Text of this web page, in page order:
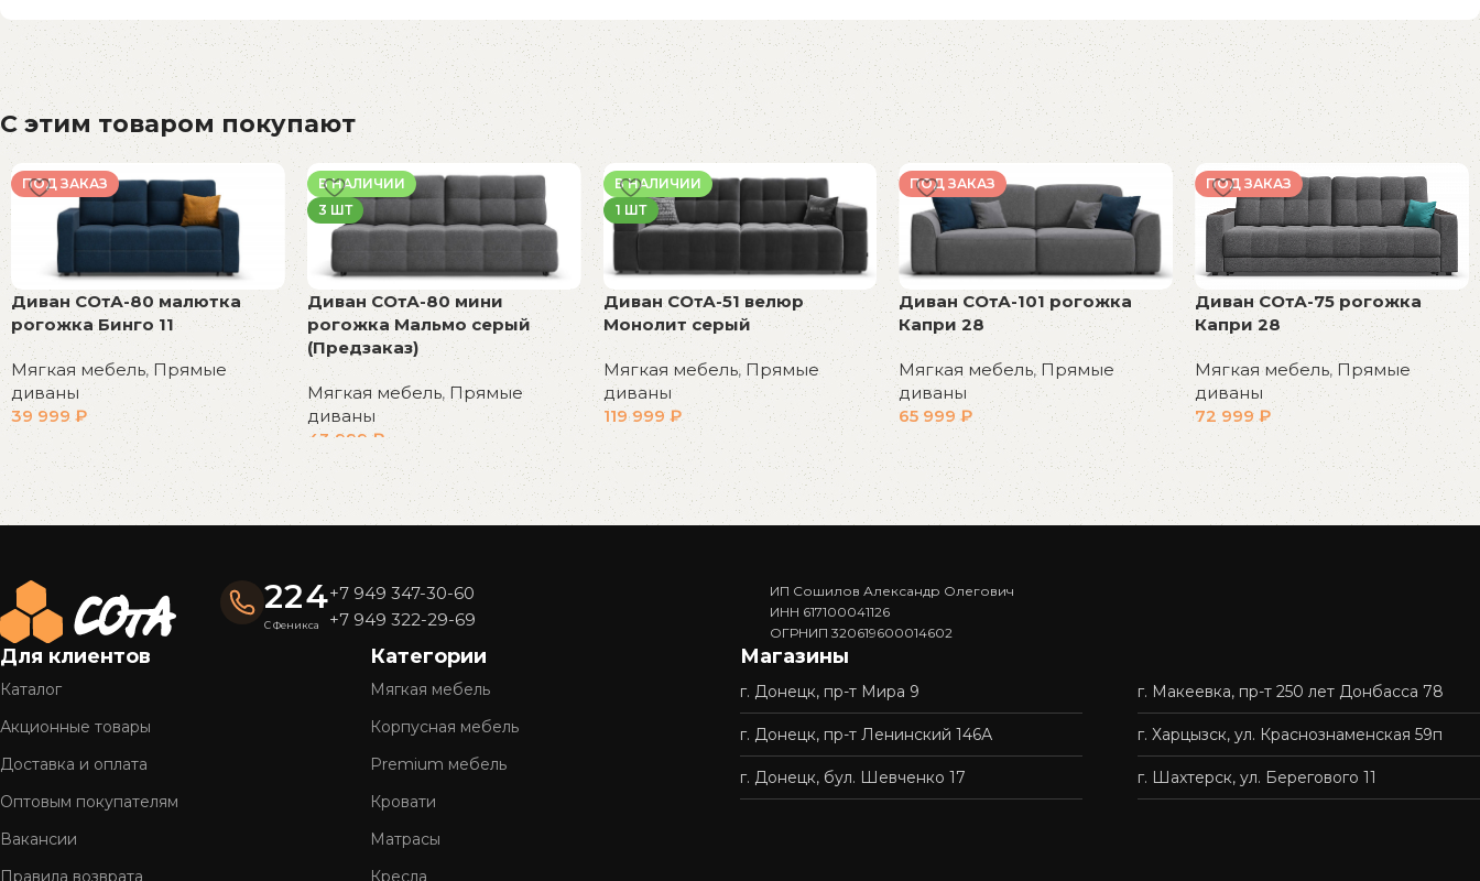
С этим товаром покупают
ПОД ЗАКАЗ
Диван СОтА-80 малютка
рогожка Бинго 11
Мягкая мебель, Прямые
диваны
39 999 ₽
В корзину
В НАЛИЧИИ
3 ШТ
Диван СОтА-80 мини
рогожка Мальмо серый
(Предзаказ)
Мягкая мебель, Прямые
диваны
43 999 ₽
В корзину
В НАЛИЧИИ
1 ШТ
Диван СОтА-51 велюр
Монолит серый
Мягкая мебель, Прямые
диваны
119 999 ₽
В корзину
ПОД ЗАКАЗ
Диван СОтА-101 рогожка
Капри 28
Мягкая мебель,Прямые
диваны
65 999₽
В корзину
ПОД ЗАКАЗ
Диван СОтА-75 рогожка
Капри 28
Мягкая мебель, Прямые
диваны
72 999₽
В корзину
Read More
224
С Феникса
+7 949 347-30-60
+7 949 322-29-69
ИП Сошилов Александр Олегович
ИНН 617100041126
ОГРНИП 320619600014602
Для клиентов
Каталог
Акционные товары
Доставка и оплата
Оптовым покупателям
Вакансии
Правила возврата
Категории
Мягкая мебель
Корпусная мебель
Premium мебель
Кровати
Матрасы
Кресла
Магазины
г. Донецк, пр-т Мира 9
г. Донецк, пр-т Ленинский 146А
г. Донецк, бул. Шевченко 17
г. Макеевка, пр-т 250 лет Донбасса 78
г. Харцызск, ул. Краснознаменская 59п
г. Шахтерск, ул. Берегового 11